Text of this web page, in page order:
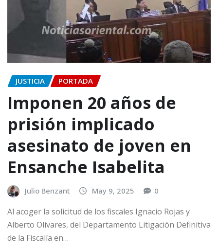
JUSTICIA PORTADA
Imponen 20 años de
prisión implicado
asesinato de joven en
Ensanche Isabelita
Julio Benzant May 9, 2025 0
Al acoger la solicitud de los fiscales Ignacio Rojas y
Alberto Olivares, del Departamento Litigación Definitiva
de la Fiscalía en…